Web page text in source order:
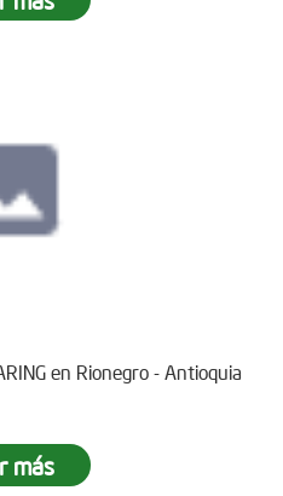
en Rionegro - Antioquia
más